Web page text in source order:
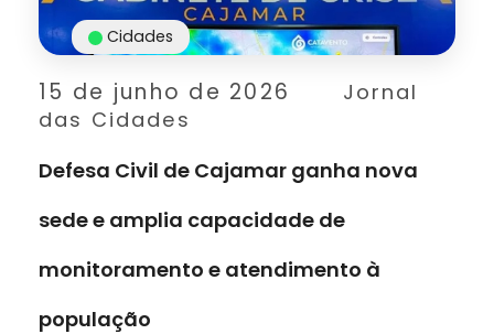
15 de junho de 2026
Jornal
das Cidades
Cidades
Defesa Civil de Cajamar ganha nova
sede e amplia capacidade de
monitoramento e atendimento à
população